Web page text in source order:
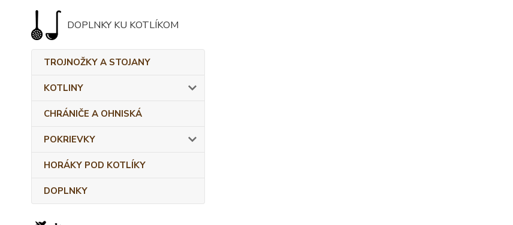
DOPLNKY KU KOTLÍKOM
TROJNOŽKY A STOJANY
KOTLINY
CHRÁNIČE A OHNISKÁ
POKRIEVKY
HORÁKY POD KOTLÍKY
DOPLNKY